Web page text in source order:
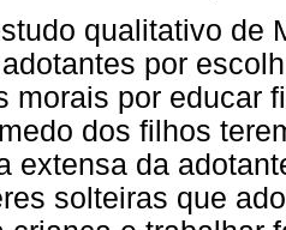
qualitativo de
por
morais por educar
dos filhos
extensa da
solteiras que